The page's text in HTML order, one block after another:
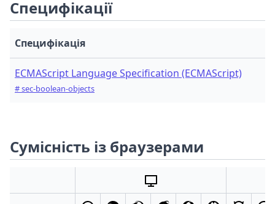
Специфікації
Специфікація
ECMAScript Language Specification (ECMAScript)
# sec-boolean-objects
Сумісність із браузерами